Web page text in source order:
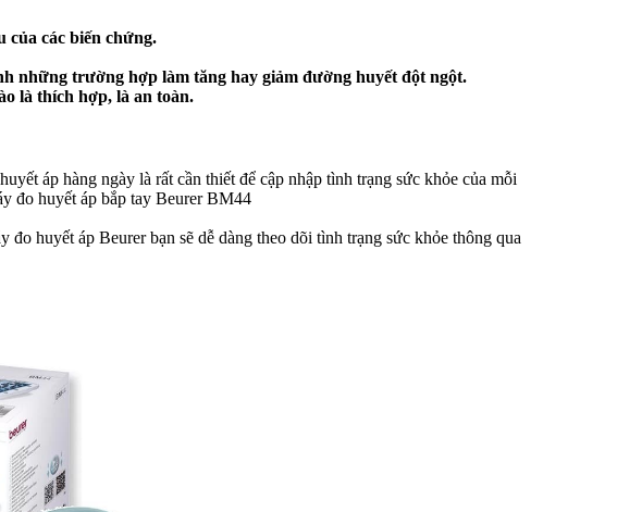
các biến chứng.
những trường hợp làm tăng hay giảm đường huyết đột ngột.
là thích hợp, là an toàn.
áp hàng ngày là rất cần thiết để cập nhập tình trạng sức khỏe của mỗi
đo huyết áp bắp tay Beurer BM44
huyết áp Beurer bạn sẽ dễ dàng theo dõi tình trạng sức khỏe thông qua